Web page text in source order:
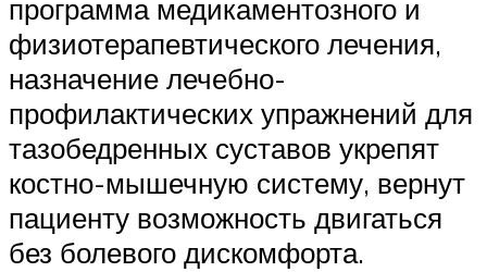
программа медикаментозного и
физиотерапевтического лечения,
назначение лечебно-
профилактических упражнений для
тазобедренных суставов укрепят
костно-мышечную систему, вернут
пациенту возможность двигаться
без болевого дискомфорта.